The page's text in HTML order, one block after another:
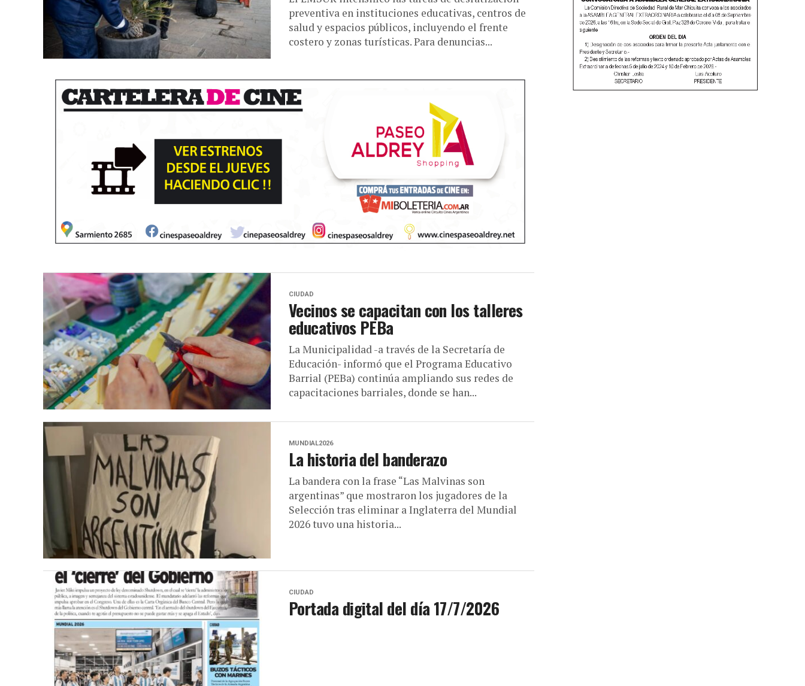
preventiva en instituciones educativas, centros de
salud y espacios públicos, incluyendo el frente
costero y zonas turísticas. Para denuncias...
CIUDAD
Vecinos se capacitan con los talleres
educativos PEBa
La Municipalidad -a través de la Secretaría de
Educación- informó que el Programa Educativo
Barrial (PEBa) continúa ampliando sus redes de
capacitaciones barriales, donde se han...
MUNDIAL2026
La historia del banderazo
La bandera con la frase “Las Malvinas son
argentinas” que mostraron los jugadores de la
Selección tras eliminar a Inglaterra del Mundial
2026 tuvo una historia...
CIUDAD
Portada digital del día 17/7/2026